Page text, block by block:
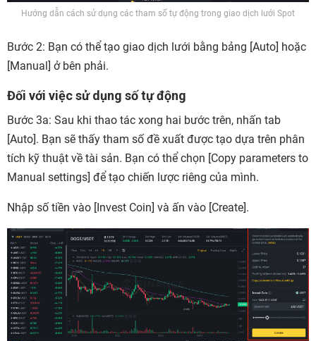
Hướng dẫn cách sử dụng các tham số tự động trong giao dịch lưới Spot
Bước 2: Bạn có thể tạo giao dịch lưới bằng bảng [Auto] hoặc
[Manual] ở bên phải.
Đối với việc sử dụng số tự động
Bước 3a: Sau khi thao tác xong hai bước trên, nhấn tab
[Auto]. Bạn sẽ thấy tham số đề xuất được tạo dựa trên phân
tích kỹ thuật về tài sản. Bạn có thể chọn [Copy parameters to
Manual settings] để tạo chiến lược riêng của mình.
Nhập số tiền vào [Invest Coin] và ấn vào [Create].